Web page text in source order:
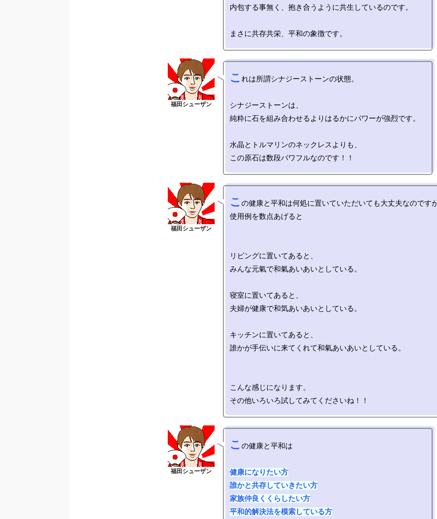
内包する事無く、抱き合うように共生しているのです。
こ れは所謂シナジーストーンの状態。
シナジーストーンは、
純粋に石を組み合わせるよりはるかにパワーが強烈です。
水晶とトルマリンのネックレスよりも、
こ の健康と平和は何処に置いていただいても大丈夫なのです
使用例を数点あげると
リビングに置いてあると、
みんな元氣で和氣あいあいとしている。
寝室に置いてあると、
夫婦が健康で和気あいあいとしている。
キッチンに置いてあると、
誰かが手伝いに来てくれて和氣あいあいとしている。
こんな感じになります。
こ の健康と平和は
健康になりたい方
誰かと共存していきたい方
家族仲良くくらしたい方
平和的解決法を模索している方